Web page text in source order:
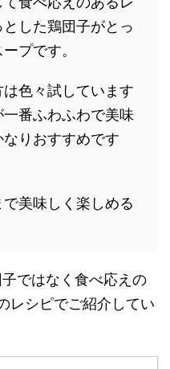
した鶏団子がとっ
プです。
色々試しています
番ふわふわで美味
なりおすすめです
美味しく楽しめる
ではなく食べ応えの
レシピでご紹介してい